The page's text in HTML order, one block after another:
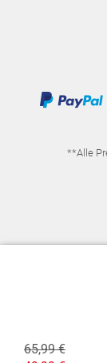
65,99 €
**Alle